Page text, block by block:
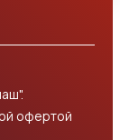
офертой